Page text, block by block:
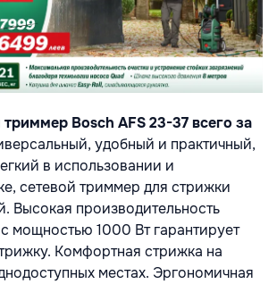
Bosch AFS 23-37 всего за
удобный и практичный,
в использовании и
сетевой триммер для стрижки
Высокая производительность
мощностью 1000 Вт гарантирует
Комфортная стрижка на
местах. Эргономичная